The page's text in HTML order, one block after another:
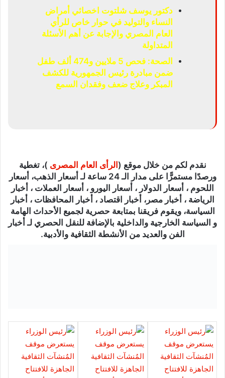
دكتور يوسف شلتوت اخصائي أمراض
النساء والتوليد في حوار خاص للرأي
العام المصري والإجابة عن أهم الأسئلة
المتداولة
الصحة: فحص 5 ملايين و474 ألف طفل
ضمن مبادرة رئيس الجمهورية للكشف
المبكر وعلاج ضعف وفقدان السمع
نقدم لكم من خلال موقع ( الرأى العام المصرى )، تغطية
ورصدًا مستمرًّا على مدار الـ 24 ساعة لـ أسعار الذهب، أسعار
اللحوم ، أسعار الدولار ، أسعار اليورو ، أسعار العملات ، أخبار
الرياضة ، أخبار مصر، أخبار اقتصاد ، أخبار المحافظات ، أخبار
السياسة، ويقوم فريقنا بمتابعة حصرية لجميع الأحداث الهامة
و السياسة الخارجية والداخلية بالإضافة للنقل الحصري لـ أخبار
الفن والعديد من الأنشطة الثقافية والأدبية.